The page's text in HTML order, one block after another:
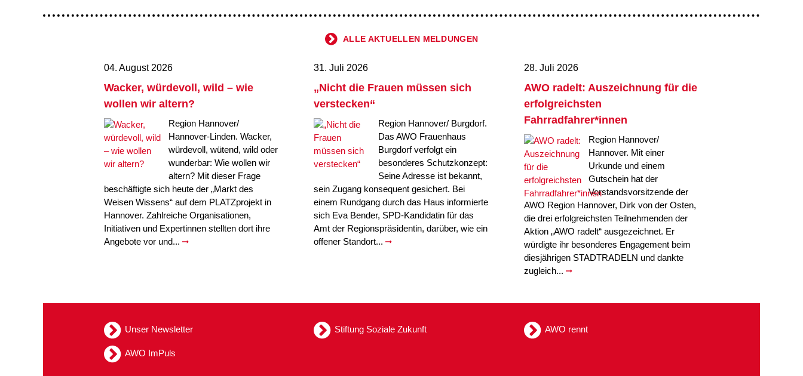
ALLE AKTUELLEN MELDUNGEN
04. August 2026
Wacker, würdevoll, wild – wie
wollen wir altern?
Region Hannover/
Hannover-Linden. Wacker,
würdevoll, wütend, wild oder
wunderbar: Wie wollen wir
altern? Mit dieser Frage
beschäftigte sich heute der „Markt des
Weisen Wissens“ auf dem PLATZprojekt in
Hannover. Zahlreiche Organisationen,
Initiativen und Expertinnen stellten dort ihre
Angebote vor und...
31. Juli 2026
„Nicht die Frauen müssen sich
verstecken“
Region Hannover/ Burgdorf.
Das AWO Frauenhaus
Burgdorf verfolgt ein
besonderes Schutzkonzept:
Seine Adresse ist bekannt,
sein Zugang konsequent gesichert. Bei
einem Rundgang durch das Haus informierte
sich Eva Bender, SPD-Kandidatin für das
Amt der Regionspräsidentin, darüber, wie ein
offener Standort...
28. Juli 2026
AWO radelt: Auszeichnung für die
erfolgreichsten
Fahrradfahrer*innen
Region Hannover/
Hannover. Mit einer
Urkunde und einem
Gutschein hat der
Vorstandsvorsitzende der
AWO Region Hannover, Dirk von der Osten,
die drei erfolgreichsten Teilnehmenden der
Aktion „AWO radelt“ ausgezeichnet. Er
würdigte ihr besonderes Engagement beim
diesjährigen STADTRADELN und dankte
zugleich...
Unser Newsletter Stiftung Soziale Zukunft AWO rennt
AWO ImPuls